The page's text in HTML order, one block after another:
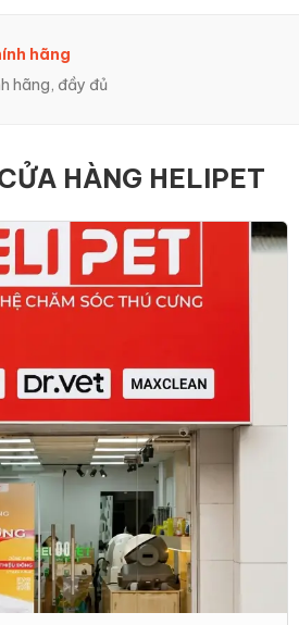
hãng
hãng, đầy đủ
HÀNG HELIPET